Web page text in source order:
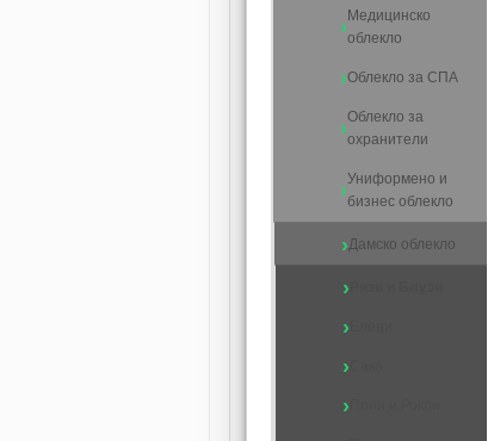
Медицинско
облекло
Облекло за СПА
Облекло за
охранители
Униформено и
бизнес облекло
Дамско облекло